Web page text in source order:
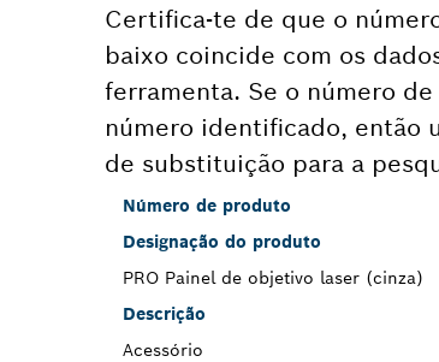
Certifica-te de que o
baixo coincide com os
ferramenta. Se o número
número identificado, então
de substituição para a
Número de produto
Designação do produto
PRO Painel de objetivo laser (cinza)
Descrição
Acessório